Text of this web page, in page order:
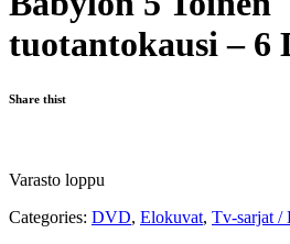
tuotantokausi – 6
Share thist
Varasto loppu
Categories: DVD, Elokuvat, Tv-sarjat /